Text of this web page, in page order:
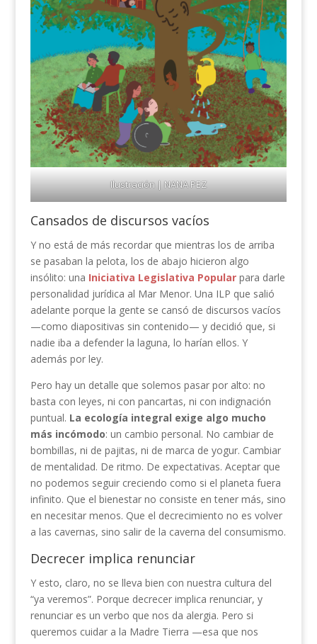
Ilustración | NANA PEZ
Cansados de discursos vacíos
Y no está de más recordar que mientras los de arriba
se pasaban la pelota, los de abajo hicieron algo
insólito: una Iniciativa Legislativa Popular para darle
personalidad jurídica al Mar Menor. Una ILP que salió
adelante porque la gente se cansó de discursos vacíos
—como diapositivas sin contenido— y decidió que, si
nadie iba a defender la laguna, lo harían ellos. Y
además por ley.
Pero hay un detalle que solemos pasar por alto: no
basta con leyes, ni con pancartas, ni con indignación
puntual. La ecología integral exige algo mucho
más incómodo: un cambio personal. No cambiar de
bombillas, ni de pajitas, ni de marca de yogur. Cambiar
de mentalidad. De ritmo. De expectativas. Aceptar que
no podemos seguir creciendo como si el planeta fuera
infinito. Que el bienestar no consiste en tener más, sino
en necesitar menos. Que el decrecimiento no es volver
a las cavernas, sino salir de la caverna del consumismo.
Decrecer implica renunciar
Y esto, claro, no se lleva bien con nuestra cultura del
“ya veremos”. Porque decrecer implica renunciar, y
renunciar es un verbo que nos da alergia. Pero si
queremos cuidar a la Madre Tierra —esa que nos